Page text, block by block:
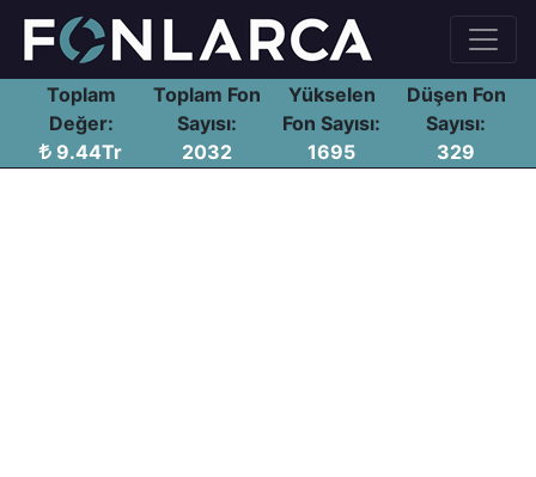
Toplam
Değer:
9.44Tr
Toplam Fon
Sayısı:
2032
Yükselen
Fon Sayısı:
1695
Düşen Fon
Sayısı:
329